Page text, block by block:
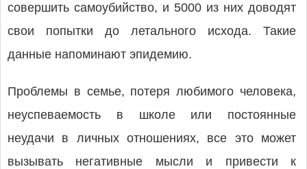
совершить самоубийство, и 5000 из них доводят
свои попытки до летального исхода. Такие
данные напоминают эпидемию.
Проблемы в семье, потеря любимого человека,
неуспеваемость в школе или постоянные
неудачи в личных отношениях, все это может
вызывать негативные мысли и привести к